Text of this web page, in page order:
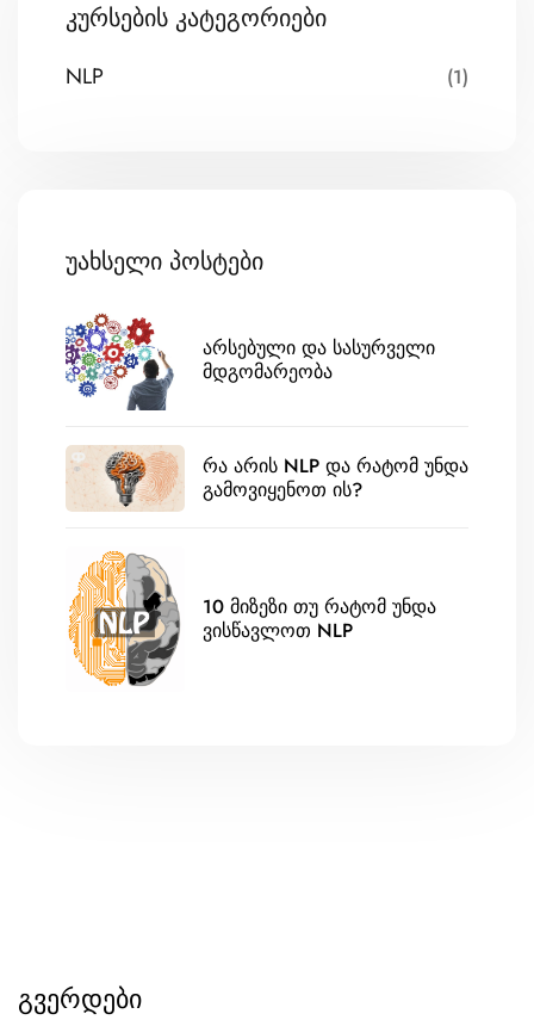
კურსების კატეგორიები
NLP (1)
უახსელი პოსტები
არსებული და სასურველი
მდგომარეობა
რა არის NLP და რატომ უნდა
გამოვიყენოთ ის?
10 მიზეზი თუ რატომ უნდა
ვისწავლოთ NLP
გვერდები